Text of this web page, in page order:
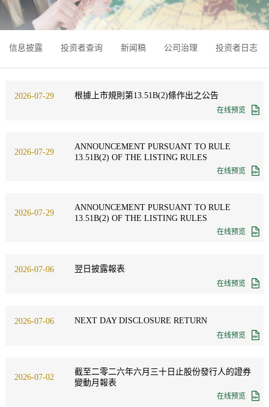
信息披露 投资者查询 新闻稿 公司治理 投资者日志
2026-07-29 根據上市規則第13.51B(2)條作出之公告
在线预览
2026-07-29
ANNOUNCEMENT PURSUANT TO RULE
13.51B(2) OF THE LISTING RULES
在线预览
2026-07-29
ANNOUNCEMENT PURSUANT TO RULE
13.51B(2) OF THE LISTING RULES
在线预览
2026-07-06 翌日披露報表
在线预览
2026-07-06 NEXT DAY DISCLOSURE RETURN
在线预览
2026-07-02
截至二零二六年六月三十日止股份發行人的證券
變動月報表
在线预览